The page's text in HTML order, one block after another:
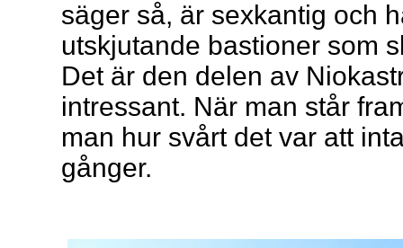
säger så, är sexkantig och
utskjutande bastioner som
Det är den delen av
intressant. När man står
man hur svårt det var att
gånger.